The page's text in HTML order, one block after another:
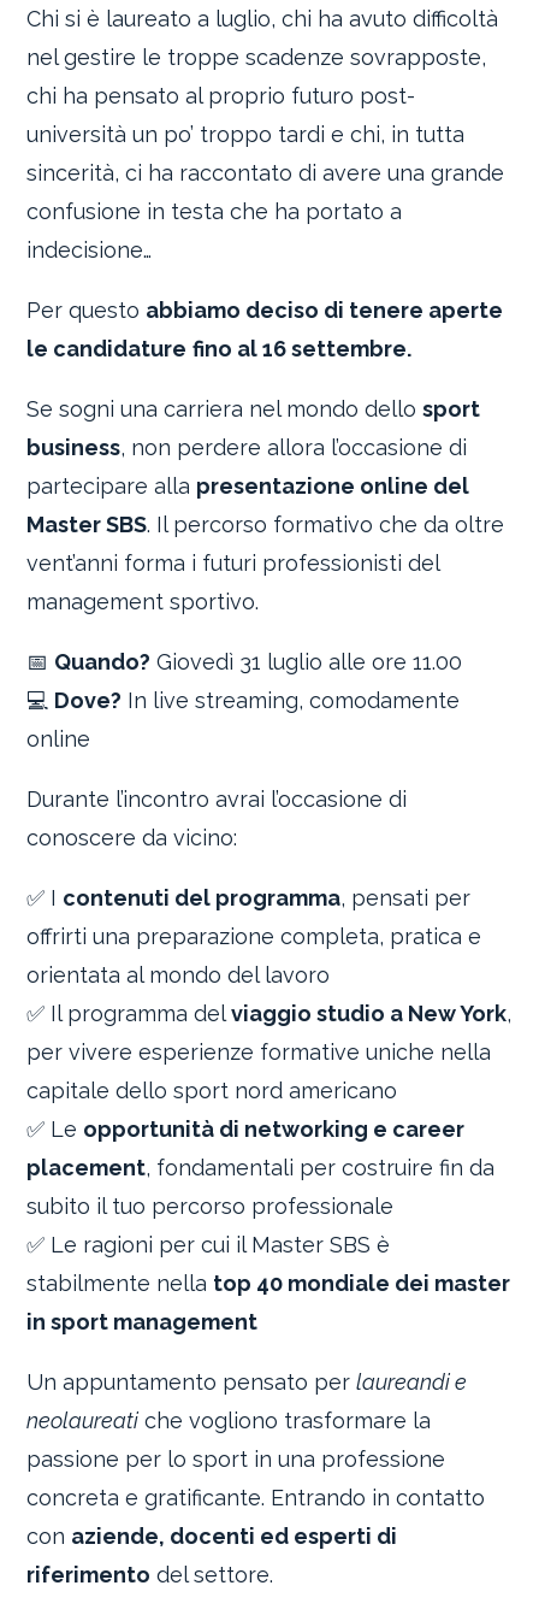
Chi si è laureato a luglio, chi ha avuto difficoltà
nel gestire le troppe scadenze sovrapposte,
chi ha pensato al proprio futuro post-
università un po’ troppo tardi e chi, in tutta
sincerità, ci ha raccontato di avere una grande
confusione in testa che ha portato a
indecisione…
Per questo abbiamo deciso di tenere aperte
le candidature fino al 16 settembre.
Se sogni una carriera nel mondo dellosport
business, non perdere allora l’occasione di
partecipare alla presentazione online del
Master SBS. Il percorso formativo che da oltre
vent’anni forma i futuri professionisti del
management sportivo.
📅 Quando? Giovedì 31 luglio alle ore 11.00
💻 Dove? In live streaming, comodamente
online
Durante l’incontro avrai l’occasione di
conoscere da vicino:
✅ I contenuti del programma, pensati per
offrirti una preparazione completa, pratica e
orientata al mondo del lavoro
✅ Il programma delviaggio studio a New York,
per vivere esperienze formative uniche nella
capitale dello sport nord americano
✅ Le opportunità di networking e career
placement, fondamentali per costruire fin da
subito il tuo percorso professionale
✅ Le ragioni per cui il Master SBS è
stabilmente nella top 40 mondiale dei master
in sport management
Un appuntamento pensato perlaureandi e
neolaureati che vogliono trasformare la
passione per lo sport in una professione
concreta e gratificante. Entrando in contatto
con aziende, docenti ed esperti di
riferimento del settore.